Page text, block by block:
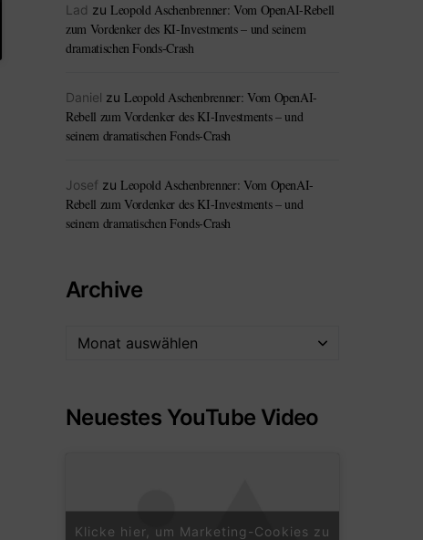
Lad zu Leopold Aschenbrenner: Vom OpenAI-Rebell
zum Vordenker des KI-Investments – und seinem
dramatischen Fonds-Crash
Daniel zu Leopold Aschenbrenner: Vom OpenAI-
Rebell zum Vordenker des KI-Investments – und
seinem dramatischen Fonds-Crash
Josef zu Leopold Aschenbrenner: Vom OpenAI-
Rebell zum Vordenker des KI-Investments – und
seinem dramatischen Fonds-Crash
Archive
Neuestes YouTube Video
Klicke hier, um Marketing-Cookies zu